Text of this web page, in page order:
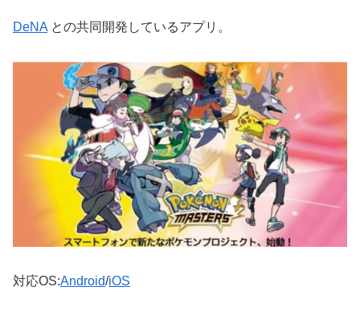
DeNA との共同開発しているアプリ。
対応OS:Android/iOS